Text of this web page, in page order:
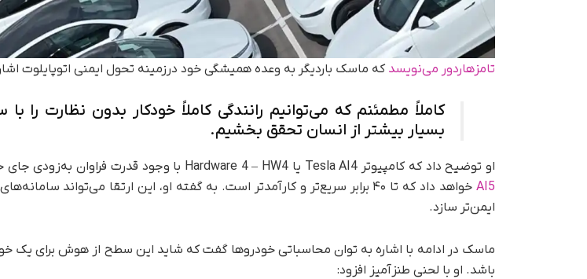
تامزهاردور می‌نویسدکه ماسک باردیگر به وعده همیشگی خود درزمینه تحول ایمنی اتوپایلوت
کاملاً مطمئنم که می‌توانیم رانندگی کاملاً خودکار بدون نظارت را
بسیار بیشتر از انسان تحقق بخشیم.
او توضیح داد که کامپیوتر Tesla AI4 یا Hardware 4 – HW4 با وجود قدرت فراوان به‌زودی جای خود را به
AI5
خواهد داد که تا ۴۰ برابر سریع‌تر و کارآمدتر است. به گفته او، این ارتقا می‌تواند
ایمن‌تر سازد.
ماسک در ادامه با اشاره به توان محاسباتی خودروها گفت که شاید این سطح از هوش برای یک
باشد. او با لحنی طنزآمیز افزود: